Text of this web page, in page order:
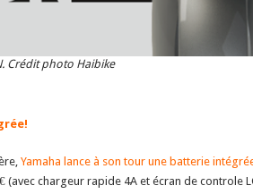
Crédit photo Haibike
Yamaha lance à son tour une batterie
(avec chargeur rapide 4A et écran de controle